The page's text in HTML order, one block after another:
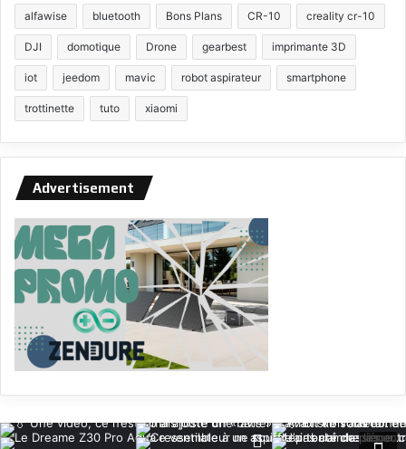
alfawise bluetooth Bons Plans CR-10 creality cr-10
DJI domotique Drone gearbest imprimante 3D
iot jeedom mavic robot aspirateur smartphone
trottinette tuto xiaomi
Advertisement